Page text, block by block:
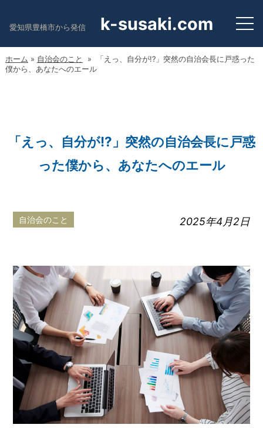
愛知県豊橋市から発信 k-susaki.com
ホーム » 自治会のこと
» 「えっ、自分が!?」突然の自治会長に戸惑った
僕から、あなたへのエール
「えっ、自分が!?」突然の自治会長に戸惑
った僕から、あなたへのエール
自治会のこと 2025年4月2日